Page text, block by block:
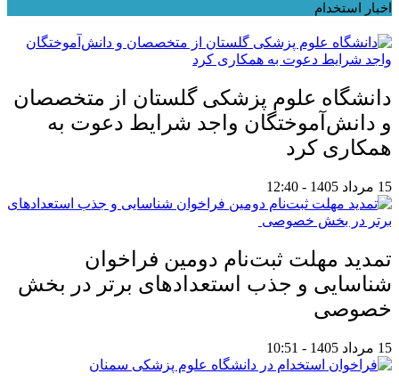
اخبار استخدام
دانشگاه علوم پزشکی گلستان از متخصصان
و دانش‌آموختگان واجد شرایط دعوت به
همکاری کرد
15 مرداد 1405 - 12:40
تمدید مهلت ثبت‌نام دومین فراخوان
شناسایی و جذب استعدادهای برتر در بخش
خصوصی
15 مرداد 1405 - 10:51